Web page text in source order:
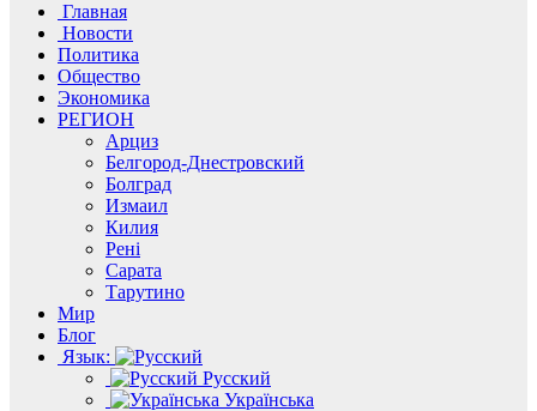
Главная
Новости
Политика
Общество
Экономика
РЕГИОН
Арциз
Белгород-Днестровский
Болград
Измаил
Килия
Рені
Сарата
Тарутино
Мир
Блог
Язык:
Русский
Українська